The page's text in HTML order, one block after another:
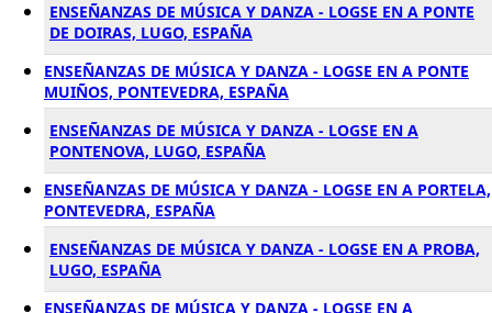
ENSEÑANZAS DE MÚSICA Y DANZA - LOGSE EN A PONTE
DE DOIRAS, LUGO, ESPAÑA
ENSEÑANZAS DE MÚSICA Y DANZA - LOGSE EN A PONTE
MUIÑOS, PONTEVEDRA, ESPAÑA
ENSEÑANZAS DE MÚSICA Y DANZA - LOGSE EN A
PONTENOVA, LUGO, ESPAÑA
ENSEÑANZAS DE MÚSICA Y DANZA - LOGSE EN A PORTELA,
PONTEVEDRA, ESPAÑA
ENSEÑANZAS DE MÚSICA Y DANZA - LOGSE EN A PROBA,
LUGO, ESPAÑA
ENSEÑANZAS DE MÚSICA Y DANZA - LOGSE EN A